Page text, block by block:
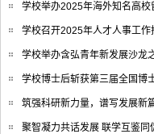
学校举办2025年海外知名高校
学校召开2025年人才人事工作
学校举办含弘青年新发展沙龙
学校博士后斩获第三届全国博
筑强科研新力量，谱写发展新
聚智凝力共话发展 联学互鉴